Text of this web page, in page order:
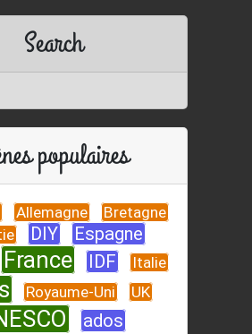
Search
populaires
Allemagne
Bretagne
DIY Espagne
France IDF Italie
Royaume-Uni UK
ados